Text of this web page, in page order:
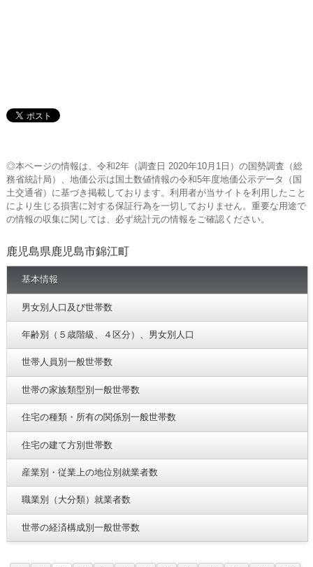
◎本ページの情報は、令和2年（調査日 2020年10月1日）の国勢調査（総
務省統計局）、地価公示は国土数値情報の令和5年度地価公示データ（国
土交通省）に基づき掲載しております。利用者が当サイトを利用したこと
により生じる損害に対する保証行為を一切しておりません。重要な用途で
の情報の収集に関しては、必ず統計元の情報をご確認ください。
鹿児島県鹿児島市錦江町
基本情報
男女別人口及び世帯数
年齢別（５歳階級、４区分）、男女別人口
世帯人員別一般世帯数
世帯の家族類型別一般世帯数
住宅の種類・所有の関係別一般世帯数
住宅の建て方別世帯数
産業別・従業上の地位別就業者数
職業別（大分類）就業者数
世帯の経済構成別一般世帯数